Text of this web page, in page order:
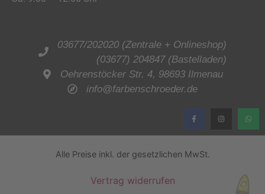
03677/202020 (Zentrale + Onlineshop)
(03677) 204847 (Bastelladen)
Oehrenstöcker Str. 4, 98693 Ilmenau
info@farbenschroeder.de
Alle Preise inkl. der gesetzlichen MwSt.
Vertrag widerrufen